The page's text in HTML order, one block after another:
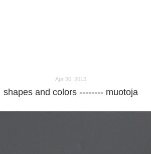
Apr 30, 2013
shapes and colors -------- muotoja